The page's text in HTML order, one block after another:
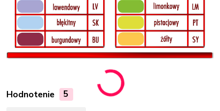
Hodnotenie 5